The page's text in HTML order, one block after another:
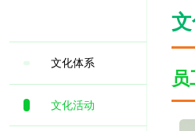
文化体系
文化活动